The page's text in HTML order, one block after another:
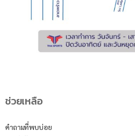
ช่วยเหลือ
คำถามที่พบบ่อย